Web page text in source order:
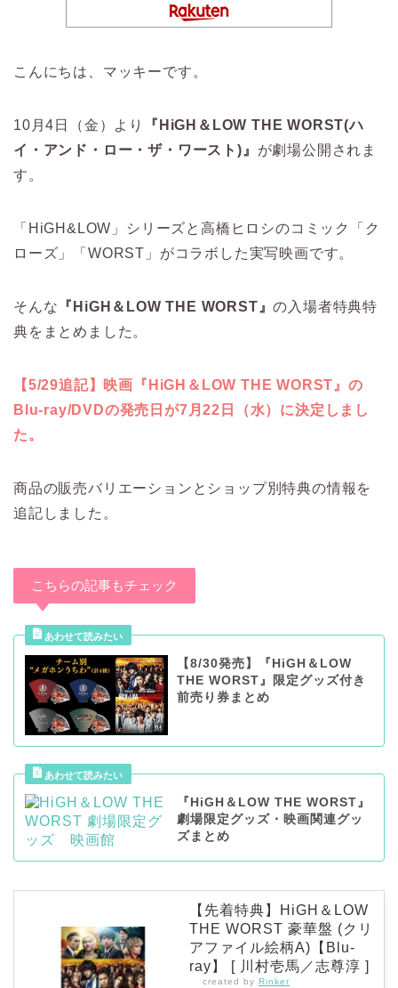
こんにちは、マッキーです。
10月4日（金）より
『HiGH＆LOW THE WORST(ハ
イ・アンド・ロー・ザ・ワースト)』 が劇場公開されま
す。
「HiGH&LOW」シリーズと高橋ヒロシのコミック「ク
ローズ」「WORST」がコラボした実写映画です。
そんな 『HiGH＆LOW THE WORST』の入場者特典特
典をまとめました。
【5/29追記】映画 『HiGH＆LOW THE WORST』の
Blu-ray/DVDの発売日が7月22日（水） に決定しまし
た。
商品の販売バリエーションとショップ別特典の情報を
追記しました。
こちらの記事もチェック
【8/30発売】『HiGH＆LOW
THE WORST』限定グッズ付き
前売り券まとめ
『HiGH＆LOW THE WORST』
劇場限定グッズ・映画関連グッ
ズまとめ
【先着特典】HiGH＆LOW
THE WORST 豪華盤 (クリ
アファイル絵柄A)【Blu-
ray】 [ 川村壱馬／志尊淳 ]
created by Rinker